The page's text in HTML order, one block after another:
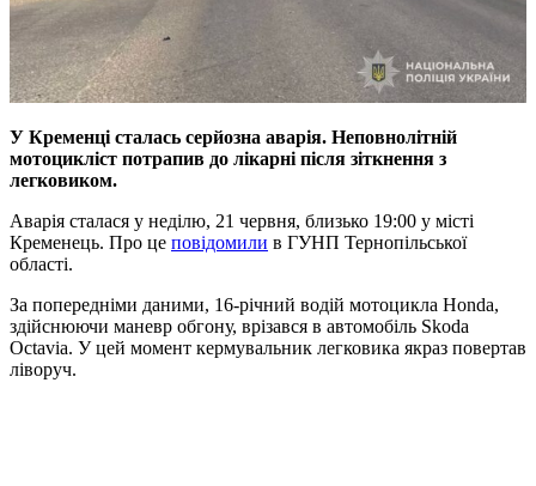
У Кременці сталась серйозна аварія. Неповнолітній
мотоцикліст потрапив до лікарні після зіткнення з
легковиком.
Аварія сталася у неділю, 21 червня, близько 19:00 у місті
Кременець. Про це повідомили в ГУНП Тернопільської
області.
За попередніми даними, 16-річний водій мотоцикла Honda,
здійснюючи маневр обгону, врізався в автомобіль Skoda
Octavia. У цей момент кермувальник легковика якраз повертав
ліворуч.